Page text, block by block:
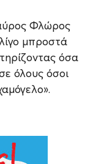
Φλώρος
μπροστά
όσα
όλους όσοι